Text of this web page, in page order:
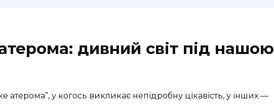
дивний світ під нашою
атерома”, у когось викликає непідробну цікавість, у інших —